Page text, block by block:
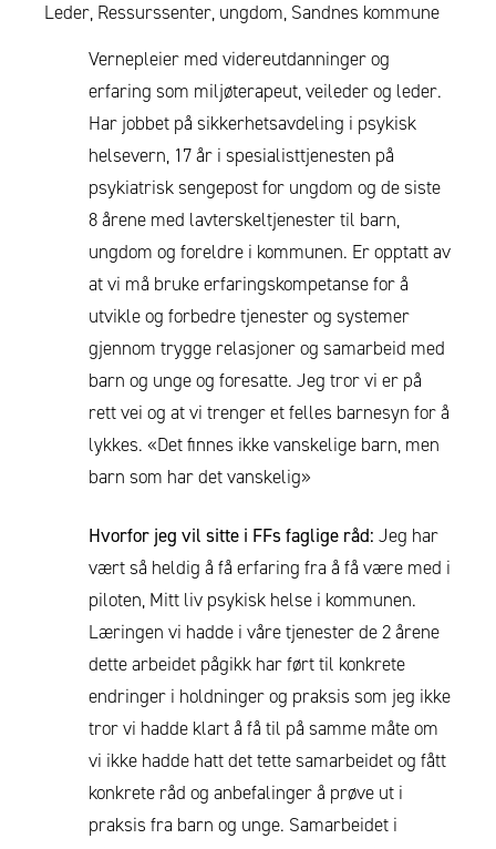
Leder, Ressurssenter, ungdom, Sandnes kommune
Vernepleier med videreutdanninger og
erfaring som miljøterapeut, veileder og leder.
Har jobbet på sikkerhetsavdeling i psykisk
helsevern, 17 år i spesialisttjenesten på
psykiatrisk sengepost for ungdom og de siste
8 årene med lavterskeltjenester til barn,
ungdom og foreldre i kommunen. Er opptatt av
at vi må bruke erfaringskompetanse for å
utvikle og forbedre tjenester og systemer
gjennom trygge relasjoner og samarbeid med
barn og unge og foresatte. Jeg tror vi er på
rett vei og at vi trenger et felles barnesyn for å
lykkes. «Det finnes ikke vanskelige barn, men
barn som har det vanskelig»
Hvorfor jeg vil sitte i FFs faglige råd: Jeg har
vært så heldig å få erfaring fra å få være med i
piloten, Mitt liv psykisk helse i kommunen.
Læringen vi hadde i våre tjenester de 2 årene
dette arbeidet pågikk har ført til konkrete
endringer i holdninger og praksis som jeg ikke
tror vi hadde klart å få til på samme måte om
vi ikke hadde hatt det tette samarbeidet og fått
konkrete råd og anbefalinger å prøve ut i
praksis fra barn og unge. Samarbeidet i